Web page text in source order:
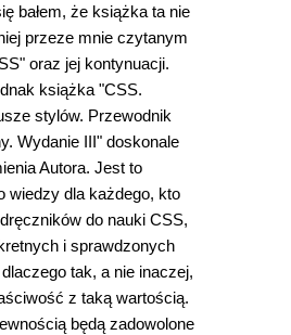
bałem, że książka ta nie
przeze mnie czytanym
oraz jej kontynuacji.
książka "CSS.
stylów. Przewodnik
Wydanie III" doskonale
Autora. Jest to
wiedzy dla każdego, kto
do nauki CSS,
i sprawdzonych
tak, a nie inaczej,
z taką wartością.
będą zadowolone